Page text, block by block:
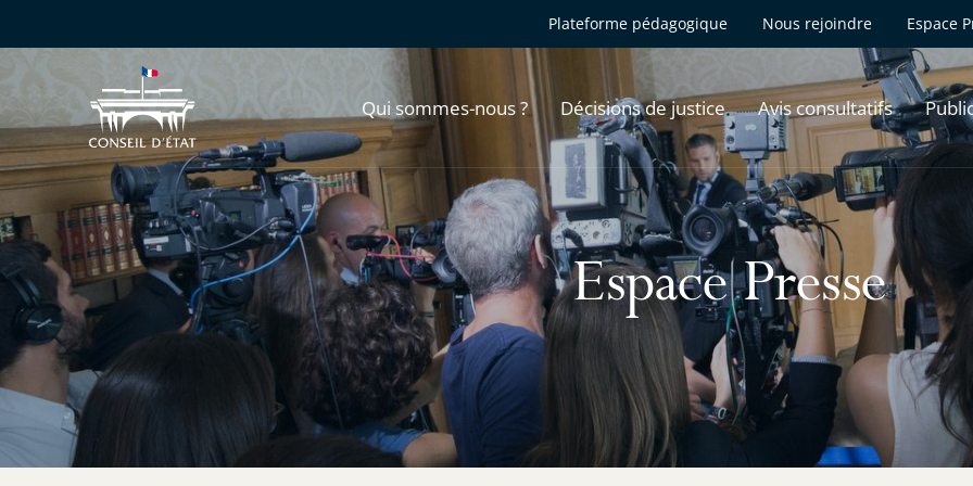
Plateforme pédagogique Nous rejoindre Espace
Qui sommes-nous ? Décisions de justice Avis consultatifs
Espace Presse